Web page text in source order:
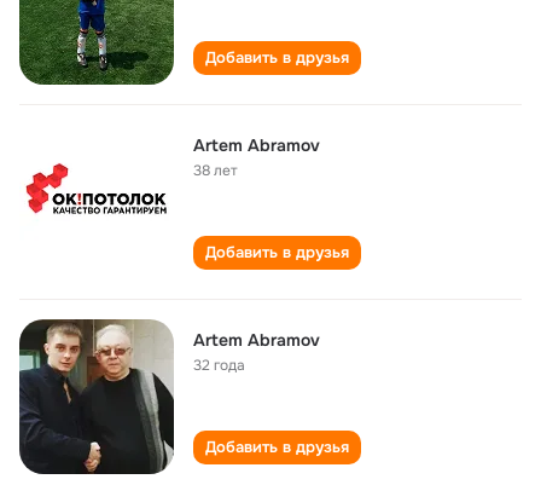
Добавить в друзья
Artem Abramov
38 лет
Добавить в друзья
Artem Abramov
32 года
Добавить в друзья